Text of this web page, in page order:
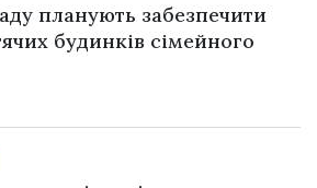
планують забезпечити
будинків сімейного